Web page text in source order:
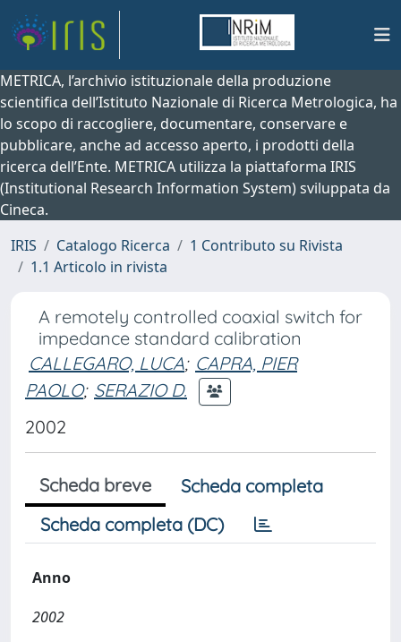
METRICA, l’archivio istituzionale della produzione
scientifica dell’Istituto Nazionale di Ricerca Metrologica, ha
lo scopo di raccogliere, documentare, conservare e
pubblicare, anche ad accesso aperto, i prodotti della
ricerca dell’Ente. METRICA utilizza la piattaforma IRIS
(Institutional Research Information System) sviluppata da
Cineca.
IRIS
Catalogo Ricerca
1 Contributo su Rivista
1.1 Articolo in rivista
A remotely controlled coaxial switch for
impedance standard calibration
CALLEGARO, LUCA; CAPRA, PIER
PAOLO; SERAZIO D.
2002
Scheda breve
Scheda completa
Scheda completa (DC)
Anno
2002